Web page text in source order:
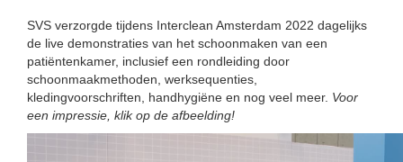
SVS verzorgde tijdens Interclean Amsterdam 2022 dagelijks
de live demonstraties van het schoonmaken van een
patiëntenkamer, inclusief een rondleiding door
schoonmaakmethoden, werksequenties,
kledingvoorschriften, handhygiëne en nog veel meer. Voor
een impressie, klik op de afbeelding!